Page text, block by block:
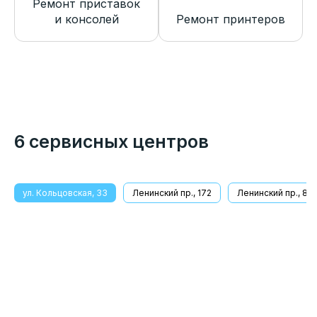
Ремонт приставок
и консолей
Ремонт принтеров
6 сервисных центров
ул. Кольцовская, 33 Ленинский пр., 172 Ленинский пр., 8/1